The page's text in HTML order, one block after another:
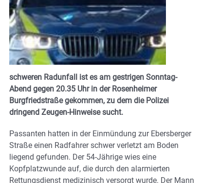
schweren Radunfall ist es am gestrigen Sonntag-
Abend gegen 20.35 Uhr in der Rosenheimer
Burgfriedstraße gekommen, zu dem die Polizei
dringend Zeugen-Hinweise sucht.
Passanten hatten in der Einmündung zur Ebersberger
Straße einen Radfahrer schwer verletzt am Boden
liegend gefunden. Der 54-Jährige wies eine
Kopfplatzwunde auf, die durch den alarmierten
Rettungsdienst medizinisch versorgt wurde. Der Mann